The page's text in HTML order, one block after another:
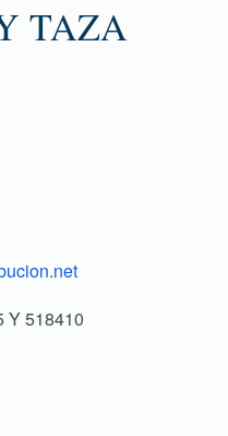
TAZA
Y 518410